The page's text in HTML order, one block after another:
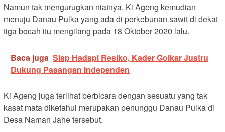
Namun tak mengurugkan niatnya, Ki Ageng kemudian
menuju Danau Pulka yang ada di perkebunan sawit di dekat
tiga bocah itu mengilang pada 18 Oktober 2020 lalu.
Baca juga Siap Hadapi Resiko, Kader Golkar Justru
Dukung Pasangan Independen
Ki Ageng juga terlihat berbicara dengan sesuatu yang tak
kasat mata diketahui merupakan penunggu Danau Pulka di
Desa Naman Jahe tersebut.